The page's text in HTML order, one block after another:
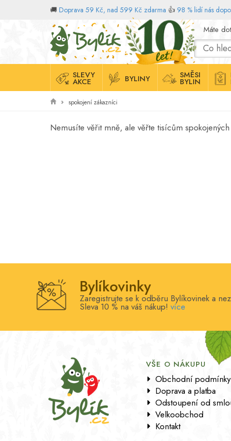
🚚 Doprava 59 Kč, nad 599 Kč zdarma 👍 98 % lidí nás
Domů Máte
SLEVY
AKCE BYLINY SMĚSI
BYLIN
spokojení zákazníci
Nemusíte věřit mně, ale věřte tisícům
Bylíkovinky
Zaregistrujte se k odběru Bylíkovinek a
Sleva 10 % na váš nákup! více
VŠE O NÁKUPU
Obchodní podmínky
Doprava a platba
Odstoupení od
Velkoobchod
Kontakt